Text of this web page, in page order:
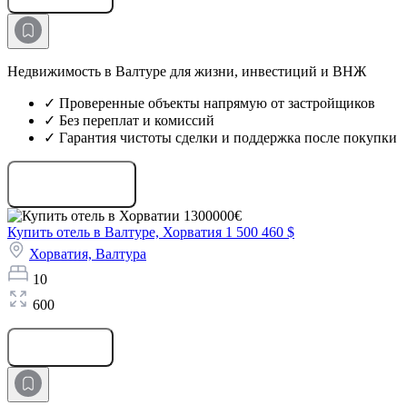
Недвижимость в Валтуре для жизни, инвестиций и ВНЖ
✓ Проверенные объекты напрямую от застройщиков
✓ Без переплат и комиссий
✓ Гарантия чистоты сделки и поддержка после покупки
Купить отель в Валтуре, Хорватия 1 500 460 $
Хорватия, Валтура
10
600